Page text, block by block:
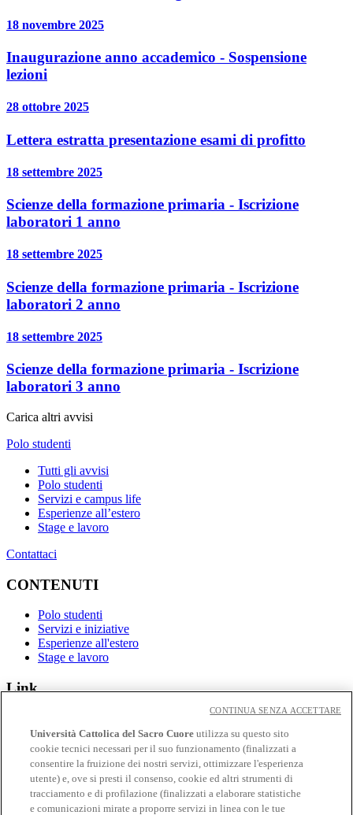
18 novembre 2025
Inaugurazione anno accademico - Sospensione
lezioni
28 ottobre 2025
Lettera estratta presentazione esami di profitto
18 settembre 2025
Scienze della formazione primaria - Iscrizione
laboratori 1 anno
18 settembre 2025
Scienze della formazione primaria - Iscrizione
laboratori 2 anno
18 settembre 2025
Scienze della formazione primaria - Iscrizione
laboratori 3 anno
Carica altri avvisi
Polo studenti
Tutti gli avvisi
Polo studenti
Servizi e campus life
Esperienze all’estero
Stage e lavoro
Contattaci
CONTENUTI
Polo studenti
Servizi e iniziative
Esperienze all'estero
Stage e lavoro
Link
Eventi
Avvisi
Social
Facebook
Università Cattolica del Sacro Cuore utilizza su questo sito
cookie tecnici necessari per il suo funzionamento (finalizzati a
consentire la fruizione dei nostri servizi, ottimizzare l'esperienza
utente) e, ove si presti il consenso, cookie ed altri strumenti di
tracciamento e di profilazione (finalizzati a elaborare statistiche
e comunicazioni mirate a proporre servizi in linea con le tue
CONTINUA SENZA ACCETTARE